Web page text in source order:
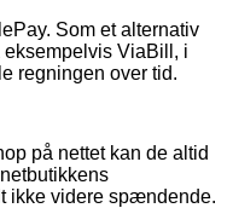
Som et alternativ
ViaBill, i
regningen over tid.
på nettet kan de altid
ikke videre spændende.